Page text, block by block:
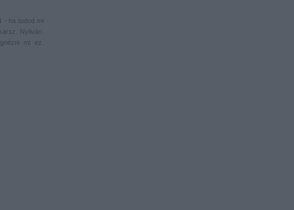
- ha tudod mi
Nyilván.
mi ez.